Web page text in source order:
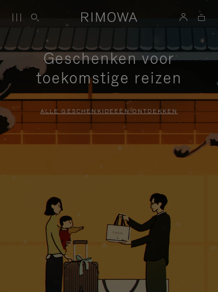
Geschenken voor
toekomstige reizen
ALLE GESCHENKIDEEËN ONTDEKKEN